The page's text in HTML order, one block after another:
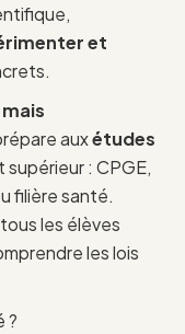
et
auxétudes
supérieur : CPGE,
filière santé.
les élèves
les lois
?